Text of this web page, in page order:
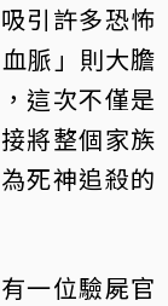
引許多恐怖
脈」則大膽
這次不僅是
將整個家族
死神追殺的
一位驗屍官